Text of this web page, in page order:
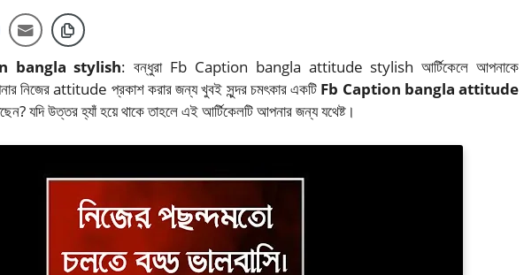
bangla stylish: বন্ধুরা Fb Caption bangla attitude stylish আর্টিকেলে আপনাকে
নিজের attitude প্রকাশ করার জন্য খুবই সুন্দর চমৎকার একটি Fb Caption bangla attitude
যদি উত্তর হ্যাঁ হয়ে থাকে তাহলে এই আর্টিকেলটি আপনার জন্য যথেষ্ট।